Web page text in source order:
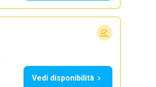
Vedi disponibilità